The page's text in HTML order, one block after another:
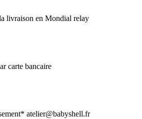
livraison en Mondial relay
carte bancaire
atelier@babyshell.fr